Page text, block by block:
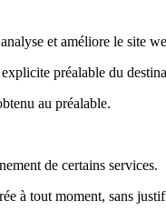
et améliore le site
préalable du
au préalable.
de certains services.
à tout moment, sans